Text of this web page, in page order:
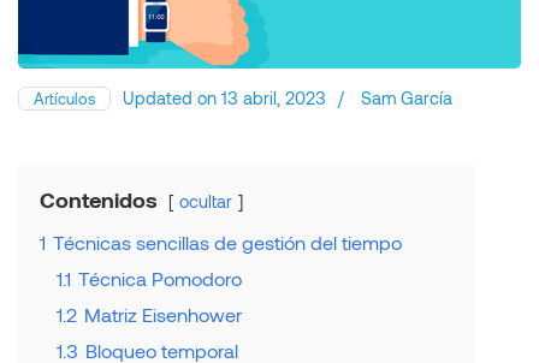
Artículos Updated on 13 abril, 2023 / Sam García
Contenidos ocultar
1 Técnicas sencillas de gestión del tiempo
1.1 Técnica Pomodoro
1.2 Matriz Eisenhower
1.3 Bloqueo temporal